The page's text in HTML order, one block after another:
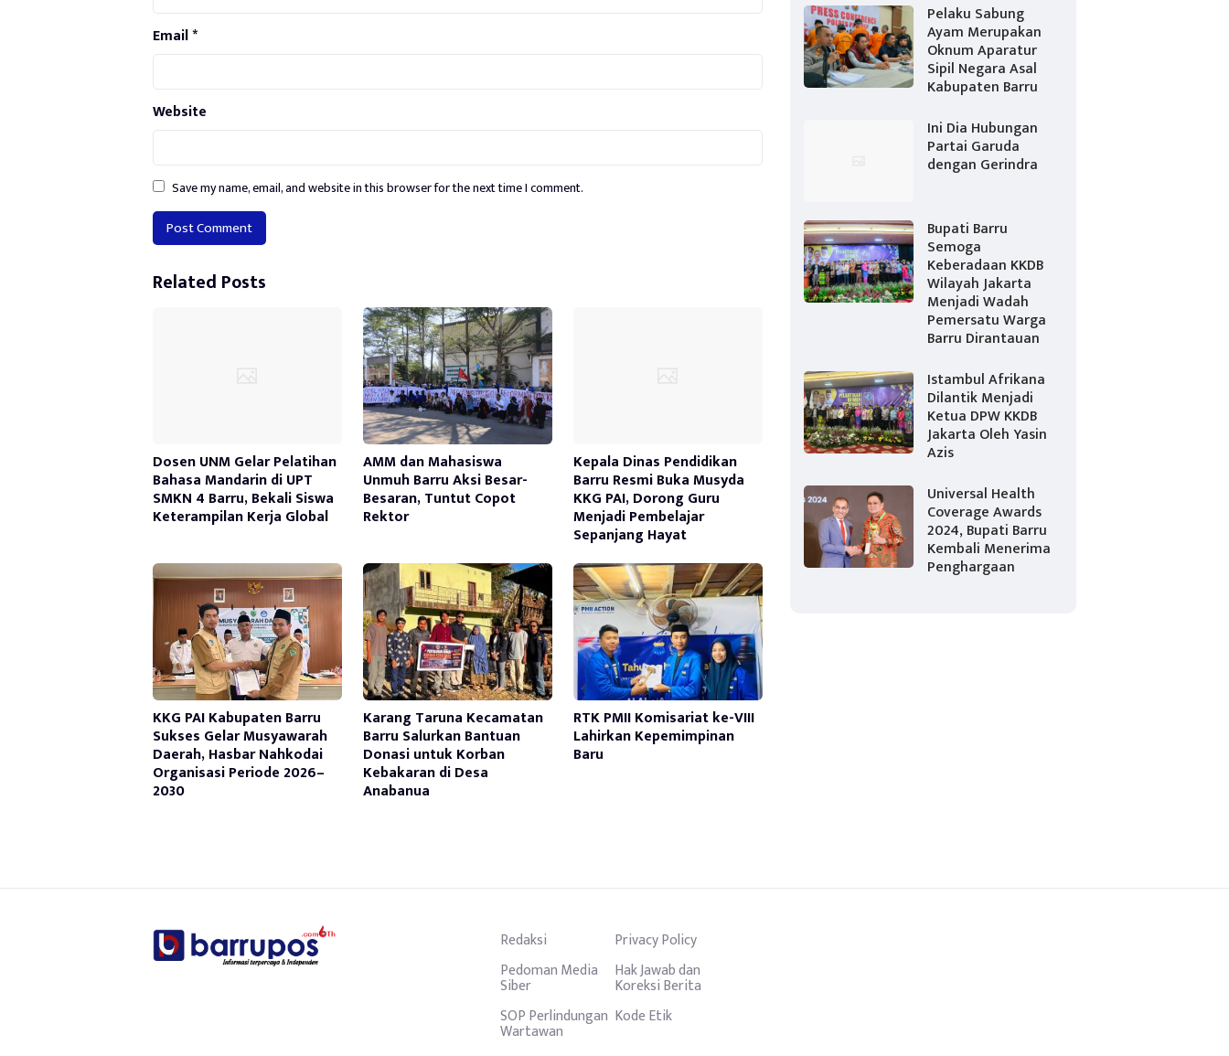
Email*
Website
Save my name, email, and website in this browser for the next time I comment.
Alternative:
Related Posts
Dosen UNM Gelar Pelatihan
Bahasa Mandarin di UPT
SMKN 4 Barru, Bekali Siswa
Keterampilan Kerja Global
AMM dan Mahasiswa
Unmuh Barru Aksi Besar-
Besaran, Tuntut Copot
Rektor
Kepala Dinas Pendidikan
Barru Resmi Buka Musyda
KKG PAI, Dorong Guru
Menjadi Pembelajar
Sepanjang Hayat
KKG PAI Kabupaten Barru
Sukses Gelar Musyawarah
Daerah, Hasbar Nahkodai
Organisasi Periode 2026–
2030
Karang Taruna Kecamatan
Barru Salurkan Bantuan
Donasi untuk Korban
Kebakaran di Desa
Anabanua
RTK PMII Komisariat ke-VIII
Lahirkan Kepemimpinan
Baru
Pelaku Sabung
Ayam Merupakan
Oknum Aparatur
Sipil Negara Asal
Kabupaten Barru
Ini Dia Hubungan
Partai Garuda
dengan Gerindra
Bupati Barru
Semoga
Keberadaan KKDB
Wilayah Jakarta
Menjadi Wadah
Pemersatu Warga
Barru Dirantauan
Istambul Afrikana
Dilantik Menjadi
Ketua DPW KKDB
Jakarta Oleh Yasin
Azis
Universal Health
Coverage Awards
2024, Bupati Barru
Kembali Menerima
Penghargaan
Redaksi
Privacy Policy
Pedoman Media
Siber
Hak Jawab dan
Koreksi Berita
SOP Perlindungan
Wartawan
Kode Etik